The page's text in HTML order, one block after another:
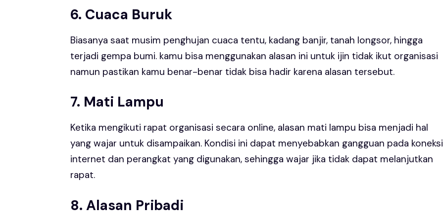
6. Cuaca Buruk
Biasanya saat musim penghujan cuaca tentu, kadang banjir, tanah longsor, hingga
terjadi gempa bumi. kamu bisa menggunakan alasan ini untuk ijin tidak ikut organisasi
namun pastikan kamu benar-benar tidak bisa hadir karena alasan tersebut.
7. Mati Lampu
Ketika mengikuti rapat organisasi secara online, alasan mati lampu bisa menjadi hal
yang wajar untuk disampaikan. Kondisi ini dapat menyebabkan gangguan pada koneksi
internet dan perangkat yang digunakan, sehingga wajar jika tidak dapat melanjutkan
rapat.
8. Alasan Pribadi